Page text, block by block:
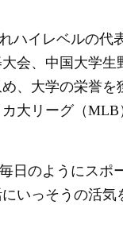
ハイレベルの代
会、中国大学生
、大学の栄誉を
大リーグ（MLB
日のようにスポ
いっそうの活気